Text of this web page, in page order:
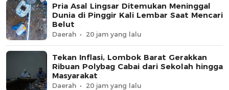
Pria Asal Lingsar Ditemukan Meninggal
Dunia di Pinggir Kali Lembar Saat Mencari
Belut
Daerah 20 jam yang lalu
Tekan Inflasi, Lombok Barat Gerakkan
Ribuan Polybag Cabai dari Sekolah hingga
Masyarakat
Daerah 20 jam yang lalu